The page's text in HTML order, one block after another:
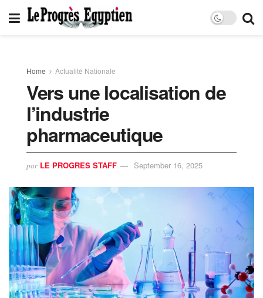
Home Actualité Nationale
Vers une localisation de
l’industrie
pharmaceutique
par LE PROGRES STAFF September 16, 2025